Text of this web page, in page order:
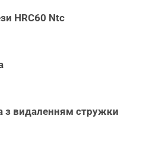
HRC60 Ntc
з видаленням стружки